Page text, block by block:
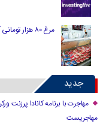
مرغ ۸۰ هزار تومانی آمد/ مرغ ارزان را از کجا بخریم؟
جدید
مهاجرت با برنامه کانادا پرزنت
مهاجریست